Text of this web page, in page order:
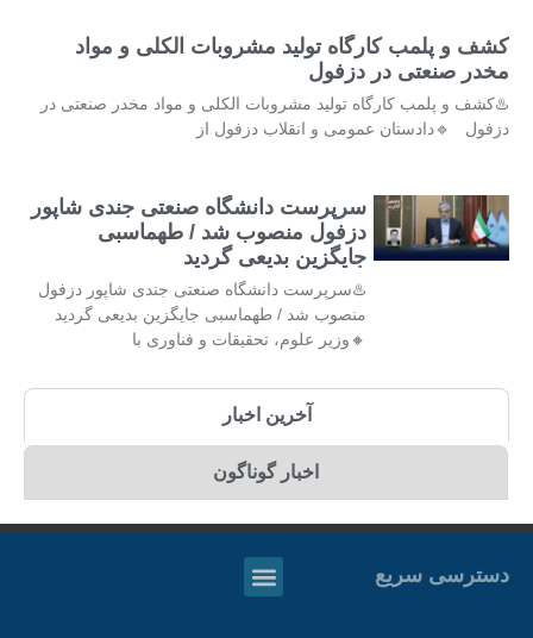
کشف و پلمب کارگاه تولید مشروبات الکلی و مواد
مخدر صنعتی در دزفول
♨️کشف و پلمب کارگاه تولید مشروبات الکلی و مواد مخدر صنعتی در
دزفول 🔹دادستان عمومی و انقلاب دزفول از
سرپرست دانشگاه صنعتی جندی شاپور
دزفول منصوب شد / طهماسبی
جایگزین بدیعی گردید
♨️سرپرست دانشگاه صنعتی جندی شاپور دزفول
منصوب شد / طهماسبی جایگزین بدیعی گردید
🔸وزیر علوم، تحقیقات و فناوری با
آخرین اخبار
اخبار گوناگون
دسترسی سریع